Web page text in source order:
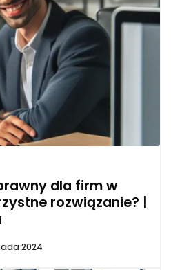
dla firm w
rozwiązanie? |
2024